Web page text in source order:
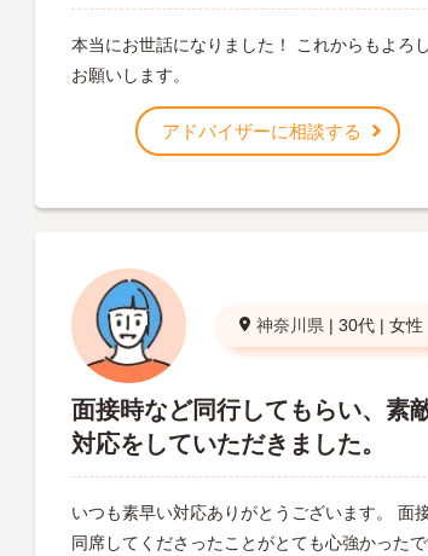
本当にお世話になりました！ これからもよろ
お願いします。
アドバイザーに相談する
神奈川県 | 30代 | 女性
面接時など同行してもらい、素
対応をしていただきました。
いつも素早い対応ありがとうございます。 面
同席してくださったことがとても心強かったで